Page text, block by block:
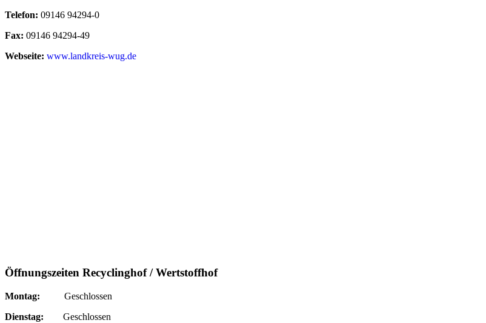
Telefon: 09146 94294-0
Fax: 09146 94294-49
Webseite: www.landkreis-wug.de
Öffnungszeiten Recyclinghof / Wertstoffhof
Montag: Geschlossen
Dienstag: Geschlossen